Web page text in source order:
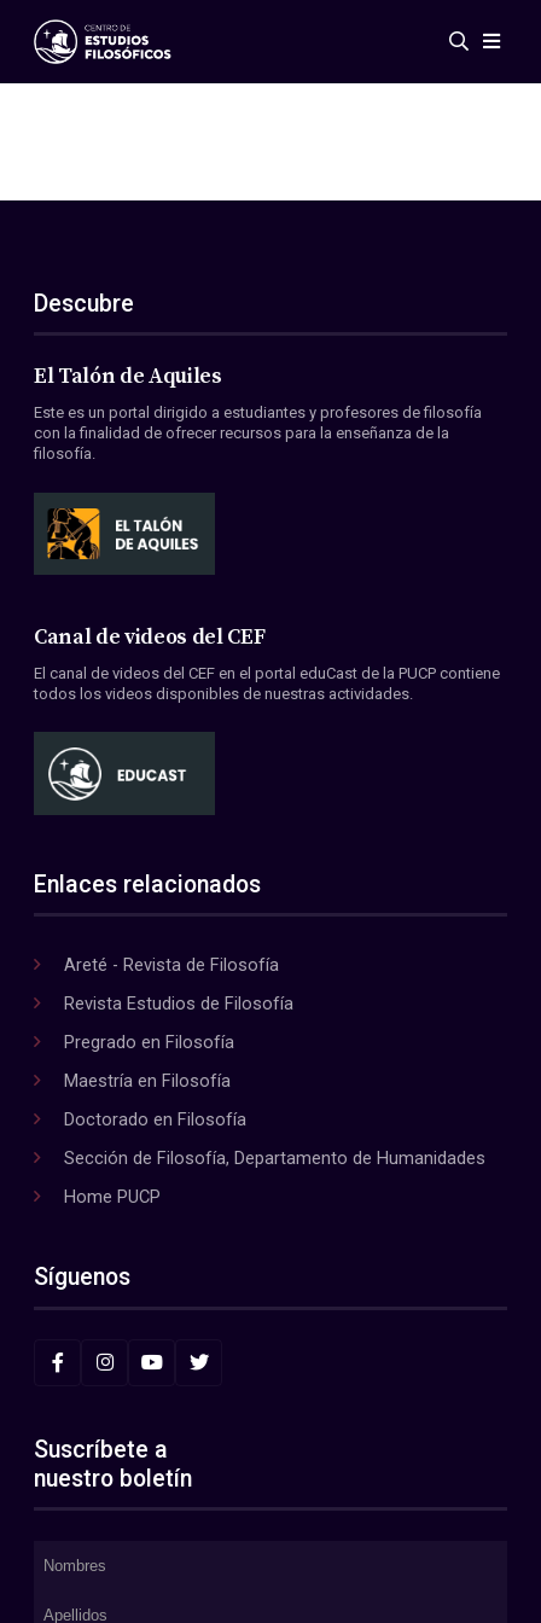
Eventos
ES
EN
Acerca de nosotros
Miembros
Convenios
Descubre
El Talón de Aquiles
Este es un portal dirigido a estudiantes y profesores de filosofía
con la finalidad de ofrecer recursos para la enseñanza de la
filosofía.
Canal de videos del CEF
El canal de videos del CEF en el portal eduCast de la PUCP contiene
todos los videos disponibles de nuestras actividades.
Enlaces relacionados
Areté - Revista de Filosofía
Revista Estudios de Filosofía
Pregrado en Filosofía
Maestría en Filosofía
Doctorado en Filosofía
Sección de Filosofía, Departamento de Humanidades
Home PUCP
Síguenos
Suscríbete a
nuestro boletín